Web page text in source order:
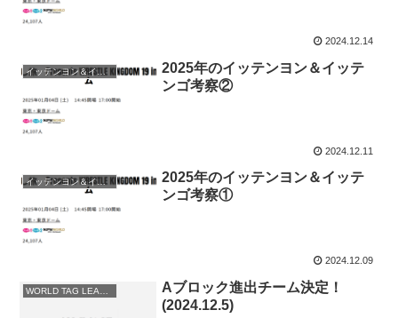
2024.12.14
イッテンヨン＆イッテンゴ
2025年のイッテンヨン＆イッテ
ンゴ考察②
2024.12.11
イッテンヨン＆イッテンゴ
2025年のイッテンヨン＆イッテ
ンゴ考察①
2024.12.09
WORLD TAG LEAGUE 2024
Aブロック進出チーム決定！
(2024.12.5)